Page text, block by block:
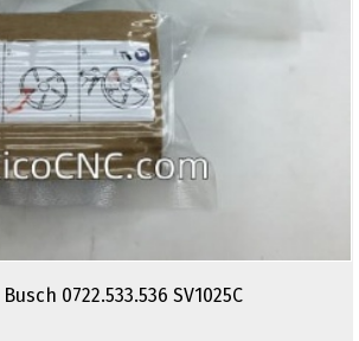
0722.533.536 SV1025C